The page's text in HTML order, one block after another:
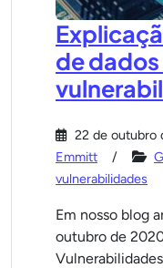
de
22 de outubro
Emmitt
vulnerabilidades
Em nosso blog
outubro de